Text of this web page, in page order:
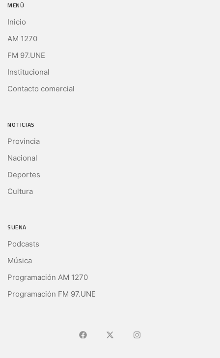
MENÚ
Inicio
AM 1270
FM 97.UNE
Institucional
Contacto comercial
NOTICIAS
Provincia
Nacional
Deportes
Cultura
SUENA
Podcasts
Música
Programación AM 1270
Programación FM 97.UNE
Ir a FacebookIr a X (Ex-Twitter)
Ir a